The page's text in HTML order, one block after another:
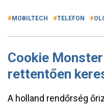
MOBILTECH TELEFON
Cookie
rettentően
A holland rendőrség